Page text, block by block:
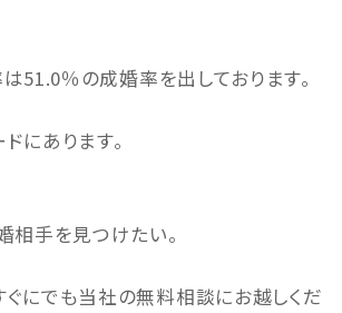
51.0％の成婚率を出しております。
にあります。
相手を見つけたい。
にでも当社の無料相談にお越しくだ